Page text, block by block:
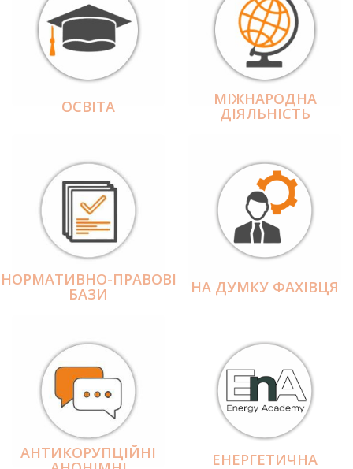
ОСВІТА МІЖНАРОДНА
ДІЯЛЬНІCТЬ
НОРМАТИВНО-ПРАВОВІ
БАЗИ НА ДУМКУ ФАХІВЦЯ
АНТИКОРУПЦІЙНІ ЕНЕРГЕТИЧНА